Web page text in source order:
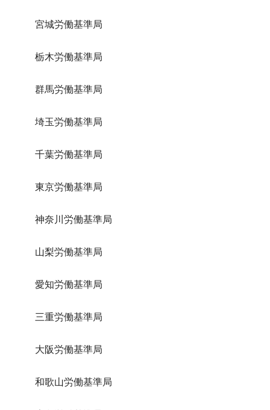
宮城労働基準局
栃木労働基準局
群馬労働基準局
埼玉労働基準局
千葉労働基準局
東京労働基準局
神奈川労働基準局
山梨労働基準局
愛知労働基準局
三重労働基準局
大阪労働基準局
和歌山労働基準局